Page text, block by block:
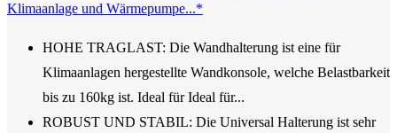
Klimaanlage und Wärmepumpe...*
HOHE TRAGLAST: Die Wandhalterung ist eine für
Klimaanlagen hergestellte Wandkonsole, welche Belastbarkeit
bis zu 160kg ist. Ideal für Ideal für...
ROBUST UND STABIL: Die Universal Halterung ist sehr